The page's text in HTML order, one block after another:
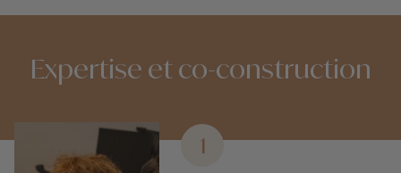
Expertise et co-construction
1